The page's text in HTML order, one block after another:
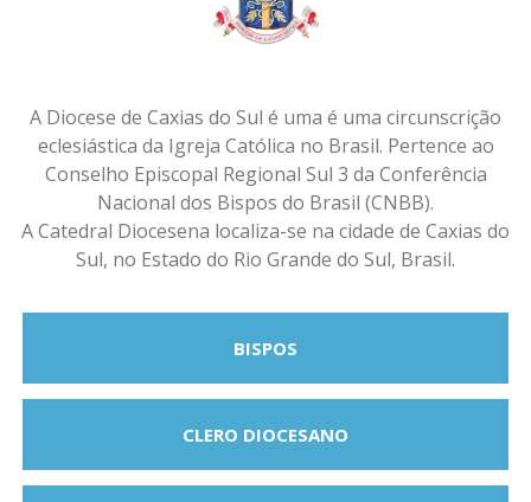
A Diocese de Caxias do Sul é uma é uma circunscrição
eclesiástica da Igreja Católica no Brasil. Pertence ao
Conselho Episcopal Regional Sul 3 da Conferência
Nacional dos Bispos do Brasil (CNBB).
A Catedral Diocesena localiza-se na cidade de Caxias do
Sul, no Estado do Rio Grande do Sul, Brasil.
BISPOS
CLERO DIOCESANO